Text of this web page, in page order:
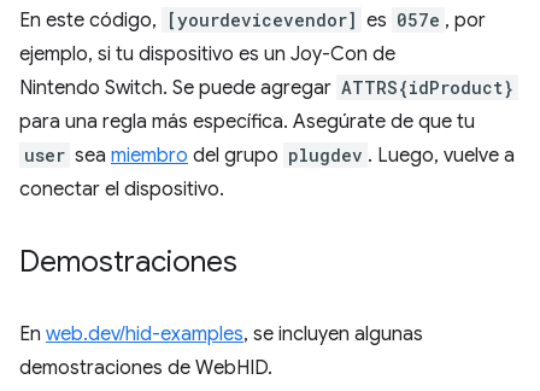
En este código, [yourdevicevendor] es 057e , por
ejemplo, si tu dispositivo es un Joy-Con de
Nintendo Switch. Se puede agregar ATTRS{idProduct}
para una regla más específica. Asegúrate de que tu
user sea miembro del grupo plugdev . Luego, vuelve a
conectar el dispositivo.
Demostraciones
En web.dev/hid-examples, se incluyen algunas
demostraciones de WebHID.